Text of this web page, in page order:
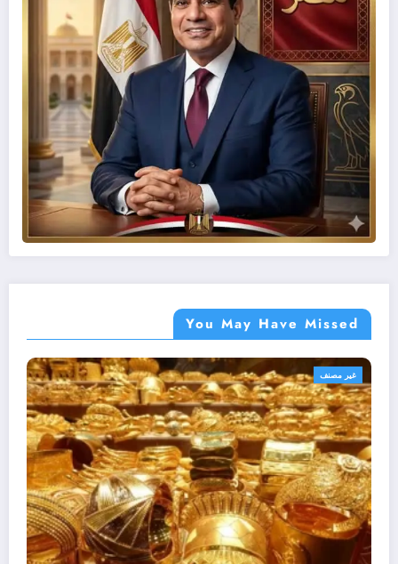
You May Have Missed
أهم الأخبار غير مصنف مصر